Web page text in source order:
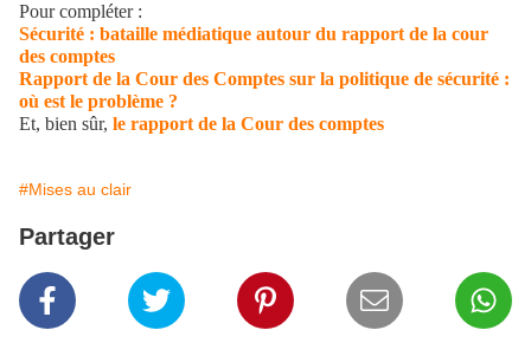
Pour compléter :
Sécurité : bataille médiatique autour du rapport de la cour
des comptes
Rapport de la Cour des Comptes sur la politique de sécurité :
où est le problème ?
Et, bien sûr, le rapport de la Cour des comptes
#Mises au clair
Partager